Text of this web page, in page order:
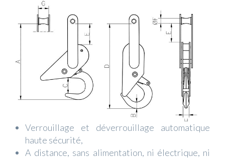
Verrouillage et déverrouillage automatique
haute sécurité,
A distance, sans alimentation, ni électrique, ni